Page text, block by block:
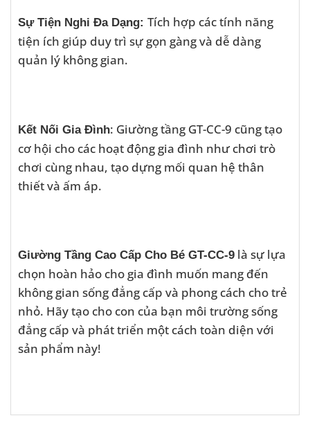
Sự Tiện Nghi Đa Dạng: Tích hợp các tính năng
tiện ích giúp duy trì sự gọn gàng và dễ dàng
quản lý không gian.
Kết Nối Gia Đình: Giường tầng GT-CC-9 cũng tạo
cơ hội cho các hoạt động gia đình như chơi trò
chơi cùng nhau, tạo dựng mối quan hệ thân
thiết và ấm áp.
Giường Tầng Cao Cấp Cho Bé GT-CC-9 là sự lựa
chọn hoàn hảo cho gia đình muốn mang đến
không gian sống đẳng cấp và phong cách cho trẻ
nhỏ. Hãy tạo cho con của bạn môi trường sống
đẳng cấp và phát triển một cách toàn diện với
sản phẩm này!